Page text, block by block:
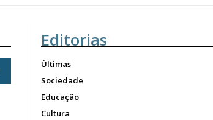
Editorias
Últimas
Sociedade
Educação
Cultura